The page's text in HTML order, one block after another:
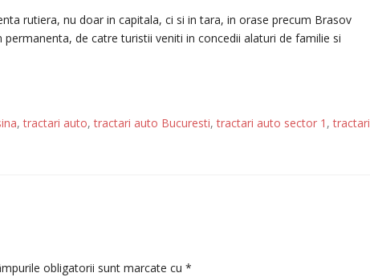
rutiera, nu doar in capitala, ci si in tara, in orase precum Brasov
de catre turistii veniti in concedii alaturi de familie si
,tractari auto,tractari auto Bucuresti,tractari auto sector 1 ,tractari
obligatorii sunt marcate cu *